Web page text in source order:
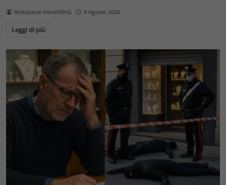
Redazione VelvetMAG 4 Agosto 2026
Leggi di più